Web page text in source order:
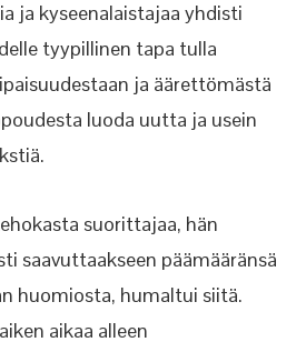
ja kyseenalaistajaa yhdisti
tyypillinen tapa tulla
ja äärettömästä
luoda uutta ja usein
suorittajaa, hän
saavuttaakseen päämääränsä
huomiosta, humaltui siitä.
aikaa alleen